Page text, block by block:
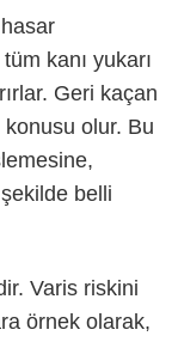
kanı yukarı
Geri kaçan
olur. Bu
belli
Varis riskini
örnek olarak,